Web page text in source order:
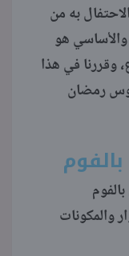
به من
هو
وقررنا في هذا
رمضان
والمكونات